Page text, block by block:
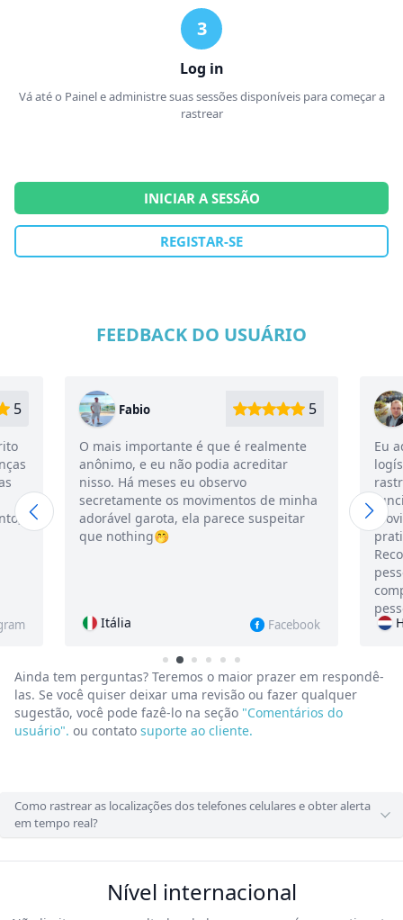
Log in
Vá até o Painel e administre suas sessões disponíveis para começar a
rastrear
INICIAR A SESSÃO
REGISTAR-SE
FEEDBACK DO USUÁRIO
5 Fabio 5
O mais importante é que é realmente
anônimo, e eu não podia acreditar
nisso. Há meses eu observo
secretamente os movimentos de minha
adorável garota, ela parece suspeitar
que nothing🤭
Itália Facebook
Eu
Ainda tem perguntas? Teremos o maior prazer em respondê-
las. Se você quiser deixar uma revisão ou fazer qualquer
sugestão, você pode fazê-lo na seção "Comentários do
usuário". ou contato suporte ao cliente.
Como rastrear as localizações dos telefones celulares e obter alerta
em tempo real?
Nível internacional